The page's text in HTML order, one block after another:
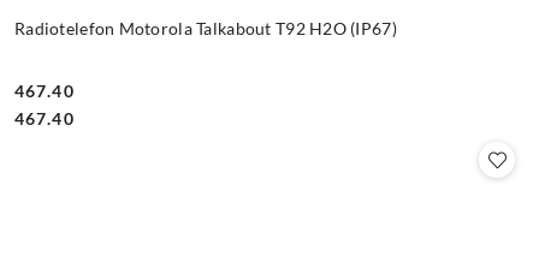
Radiotelefon Motorola Talkabout T92 H2O (IP67)
Cena:
467.40
Cena:
467.40